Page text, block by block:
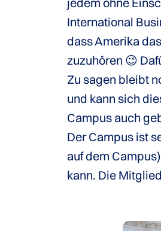
International
dass Amerika
zuzuhören 😉
Zu sagen bleibt
und kann sich
Campus auch
Der Campus ist
auf dem
kann. Die